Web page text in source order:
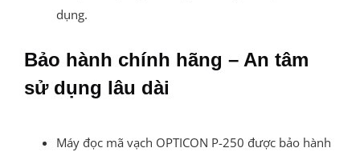
dụng.
Bảo hành chính hãng – An tâm
sử dụng lâu dài
Máy đọc mã vạch OPTICON P-250 được bảo hành